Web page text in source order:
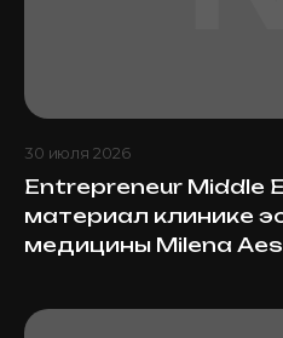
30 июля 2026
Entrepreneur Middle
материал клинике
медицины Milena